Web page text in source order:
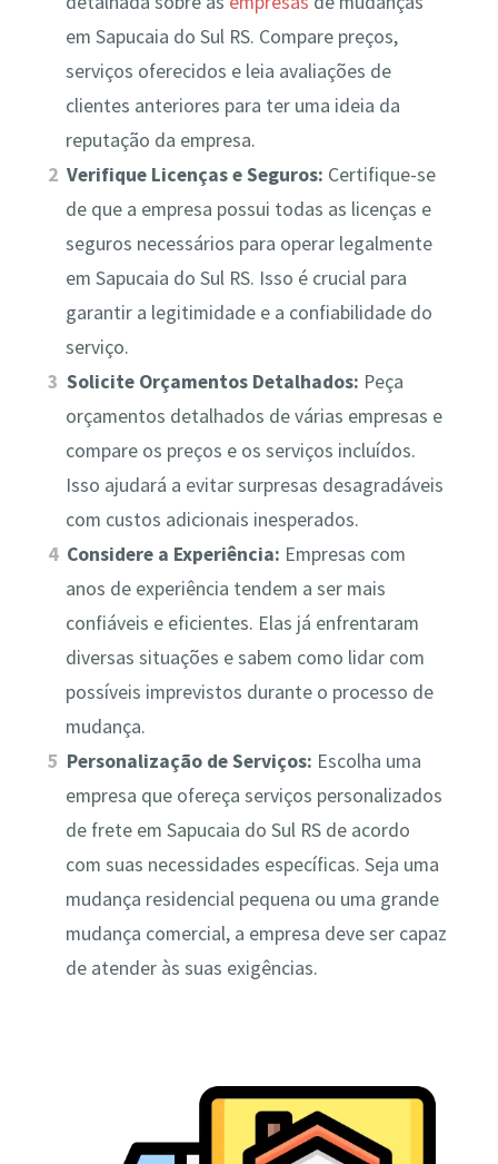
em Sapucaia do Sul RS. Compare preços,
serviços oferecidos e leia avaliações de
clientes anteriores para ter uma ideia da
reputação da empresa.
Verifique Licenças e Seguros: Certifique-se
de que a empresa possui todas as licenças e
seguros necessários para operar legalmente
em Sapucaia do Sul RS. Isso é crucial para
garantir a legitimidade e a confiabilidade do
serviço.
Solicite Orçamentos Detalhados: Peça
orçamentos detalhados de várias empresas e
compare os preços e os serviços incluídos.
Isso ajudará a evitar surpresas desagradáveis
com custos adicionais inesperados.
Considere a Experiência: Empresas com
anos de experiência tendem a ser mais
confiáveis e eficientes. Elas já enfrentaram
diversas situações e sabem como lidar com
possíveis imprevistos durante o processo de
mudança.
Personalização de Serviços: Escolha uma
empresa que ofereça serviços personalizados
de frete em Sapucaia do Sul RS de acordo
com suas necessidades específicas. Seja uma
mudança residencial pequena ou uma grande
mudança comercial, a empresa deve ser capaz
de atender às suas exigências.